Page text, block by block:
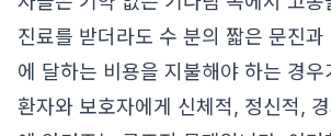
진료를 받더라도 수 분의 짧은 문진과
에 달하는 비용을 지불해야 하는 경
환자와 보호자에게 신체적, 정신적,